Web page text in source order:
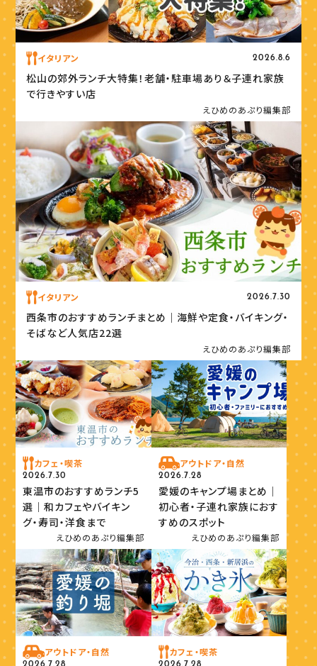
イタリアン 2026.8.6
松山の郊外ランチ大特集！老舗・駐車場あり＆子連れ家族
で行きやすい店
えひめのあぷり編集部
イタリアン 2026.7.30
西条市のおすすめランチまとめ｜海鮮や定食・バイキング・
そばなど人気店22選
えひめのあぷり編集部
カフェ・喫茶
2026.7.30
東温市のおすすめランチ5
選｜和カフェやバイキン
グ・寿司・洋食まで
えひめのあぷり編集部
アウトドア・自然
2026.7.28
愛媛のキャンプ場まとめ｜
初心者・子連れ家族におす
すめのスポット
えひめのあぷり編集部
アウトドア・自然
2026.7.28
カフェ・喫茶
2026.7.28